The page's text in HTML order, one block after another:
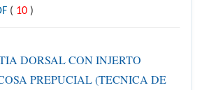
( 10 )
DORSAL CON INJERTO
PREPUCIAL (TECNICA DE